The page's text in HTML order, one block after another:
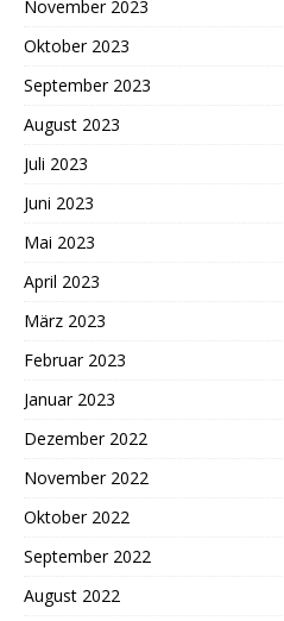
November 2023
Oktober 2023
September 2023
August 2023
Juli 2023
Juni 2023
Mai 2023
April 2023
März 2023
Februar 2023
Januar 2023
Dezember 2022
November 2022
Oktober 2022
September 2022
August 2022